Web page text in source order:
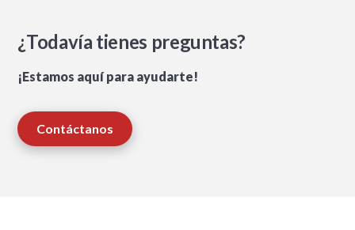
¿Todavía tienes preguntas?
¡Estamos aquí para ayudarte!
Contáctanos